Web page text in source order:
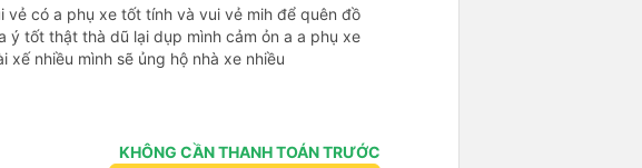
vẻ có a phụ xe tốt tính và vui vẻ mih để quên đồ
ý tốt thật thà dũ lại dụp mình cảm ỏn a a phụ xe
xế nhiều mình sẽ ủng hộ nhà xe nhiều
KHÔNG CẦN THANH TOÁN TRƯỚC